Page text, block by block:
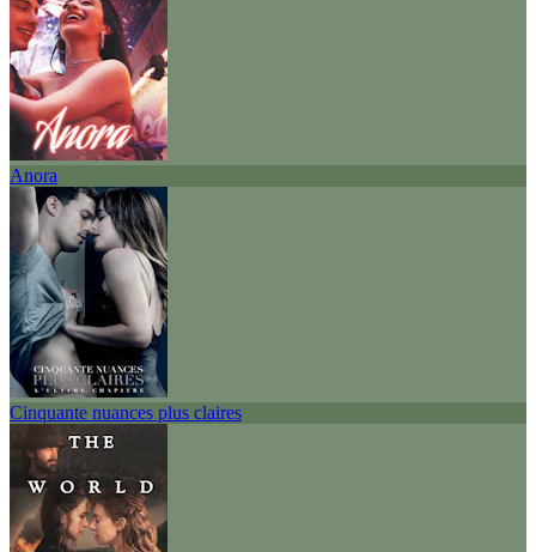
Anora
Cinquante nuances plus claires